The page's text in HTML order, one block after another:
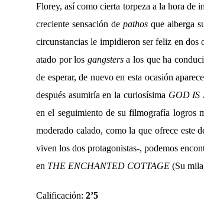
Florey, así como cierta torpeza a la hora de
creciente sensación de pathos que alberga
circunstancias le impidieron ser feliz en dos
atado por los gangstersa los que ha
de esperar, de nuevo en esta ocasión
después asumiría en la curiosísima GOD IS
en el seguimiento de su filmografía logros
moderado calado, como la que ofrece este
viven los dos protagonistas-, podemos
en THE ENCHANTED COTTAGE (Su
Calificación: 2’5